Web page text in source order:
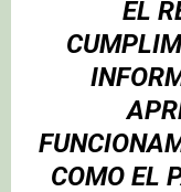
EL
COMO EL